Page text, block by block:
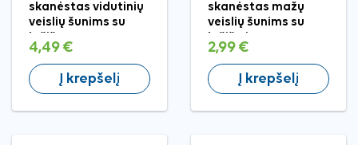
skanėstas vidutinių
veislių šunims su
4,49 €
Į krepšelį
skanėstas mažų
veislių šunims su
2,99 €
Į krepšelį